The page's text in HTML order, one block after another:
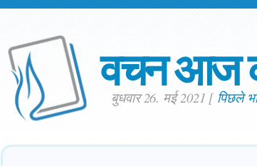
वचन आज
बुधवार 26. मई 2021 [ पिछले